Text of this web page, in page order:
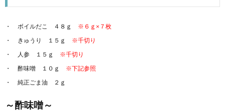
ボイルだこ ４８ｇ ※６ｇ×７枚
きゅうり １５ｇ
※千切り
人参 １５ｇ ※千切り
酢味噌 １０ｇ ※下記参照
純正ごま油 ２ｇ
～酢味噌～